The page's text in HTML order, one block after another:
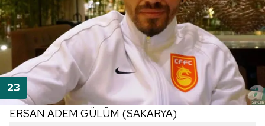
ERSAN ADEM GÜLÜM (SAKARYA)